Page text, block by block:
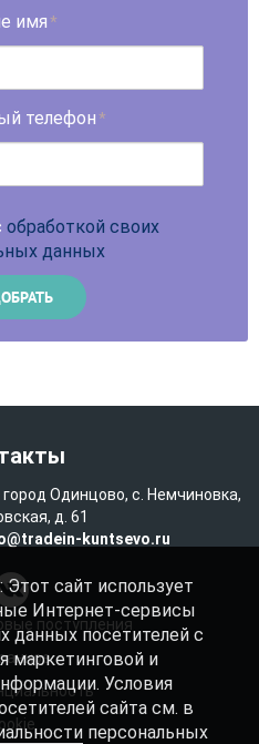
имя *
телефон *
обработкой своих
данных
Одинцово, с. Немчиновка,
д. 61
kuntsevo.ru
поступления
сайт использует
Интернет-сервисы
данных посетителей с
маркетинговой и
Условия
сайта см. в
персональных